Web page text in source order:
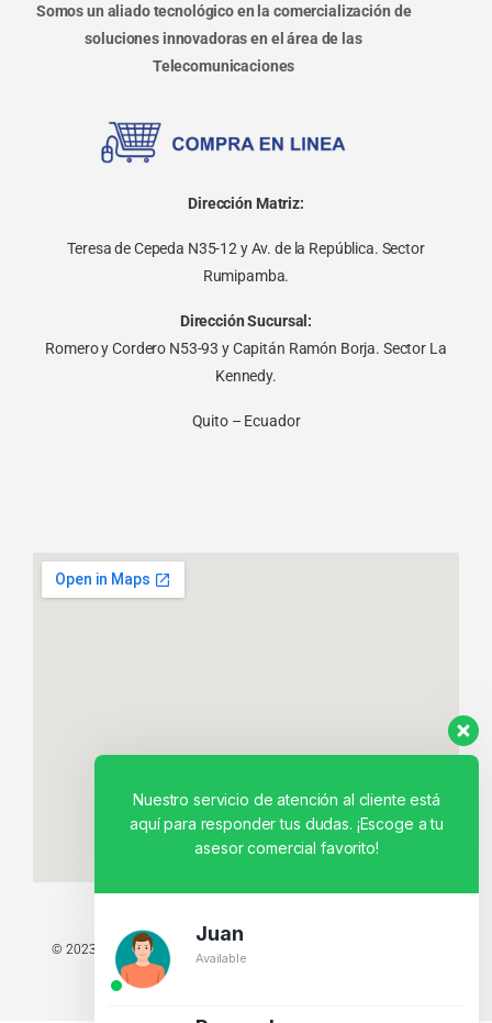
Somos un aliado tecnológico en la comercialización de
soluciones innovadoras en el área de las
Telecomunicaciones
Dirección Matriz:
Teresa de Cepeda N35-12 y Av. de la República. Sector
Rumipamba.
Dirección Sucursal:
Romero y Cordero N53-93 y Capitán Ramón Borja. Sector La
Kennedy.
Quito – Ecuador
© 2023 TODOS LOS DERECHOS RESERVADOS - TECNIT TU TIENDA
TECNOLÓGICA.
Nuestro servicio de atención al cliente está
aquí para responder tus dudas. ¡Escoge a tu
asesor comercial favorito!
Juan
Available